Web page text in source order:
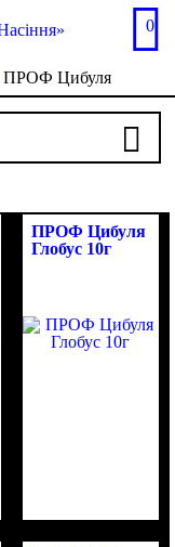
0
ПРОФ Цибуля
ПРОФ Цибуля
Глобус 10г